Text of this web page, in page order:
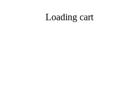
Loading cart